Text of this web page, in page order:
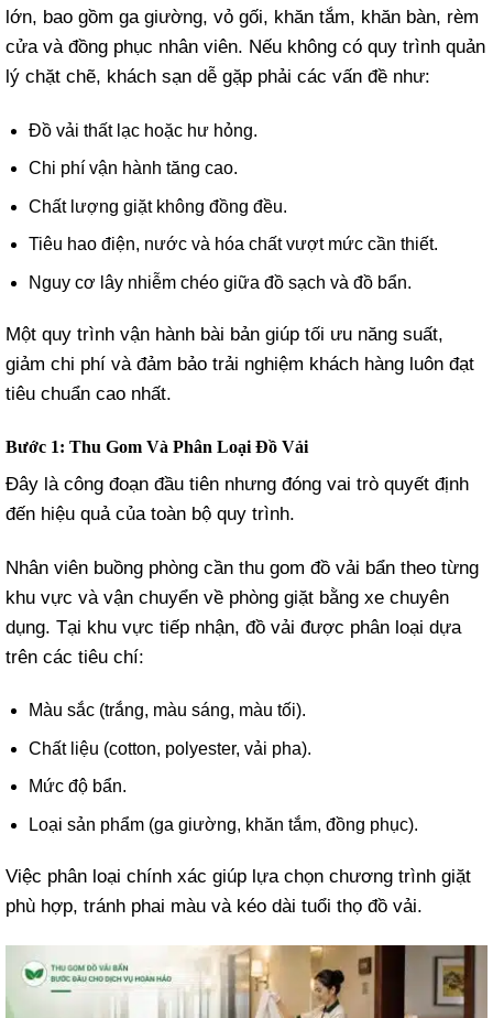
lớn, bao gồm ga giường, vỏ gối, khăn tắm, khăn bàn, rèm
cửa và đồng phục nhân viên. Nếu không có quy trình quản
lý chặt chẽ, khách sạn dễ gặp phải các vấn đề như:
Đồ vải thất lạc hoặc hư hỏng.
Chi phí vận hành tăng cao.
Chất lượng giặt không đồng đều.
Tiêu hao điện, nước và hóa chất vượt mức cần thiết.
Nguy cơ lây nhiễm chéo giữa đồ sạch và đồ bẩn.
Một quy trình vận hành bài bản giúp tối ưu năng suất,
giảm chi phí và đảm bảo trải nghiệm khách hàng luôn đạt
tiêu chuẩn cao nhất.
Bước 1: Thu Gom Và Phân Loại Đồ Vải
Đây là công đoạn đầu tiên nhưng đóng vai trò quyết định
đến hiệu quả của toàn bộ quy trình.
Nhân viên buồng phòng cần thu gom đồ vải bẩn theo từng
khu vực và vận chuyển về phòng giặt bằng xe chuyên
dụng. Tại khu vực tiếp nhận, đồ vải được phân loại dựa
trên các tiêu chí:
Màu sắc (trắng, màu sáng, màu tối).
Chất liệu (cotton, polyester, vải pha).
Mức độ bẩn.
Loại sản phẩm (ga giường, khăn tắm, đồng phục).
Việc phân loại chính xác giúp lựa chọn chương trình giặt
phù hợp, tránh phai màu và kéo dài tuổi thọ đồ vải.